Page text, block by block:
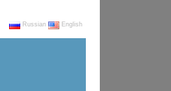
Russian English